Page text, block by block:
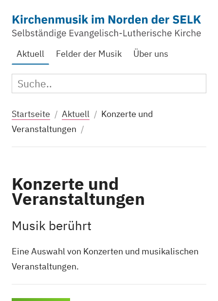
Zum Hauptinhalt springen
Aktuelle Seite:
Aktuell Felder der Musik Über uns
Suche:
Startseite Aktuell
Konzerte und
Veranstaltungen
Konzerte und
Veranstaltungen
Musik berührt
Eine Auswahl von Konzerten und musikalischen
Veranstaltungen.